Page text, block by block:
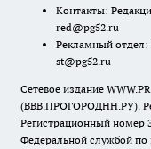
Контакты:
red@pg52.ru
Рекламный отдел:
st@pg52.ru
Сетевое издание
(ВВВ.ПРОГОРОДНН.РУ).
Регистрационный номер
Федеральной службой